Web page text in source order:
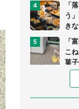
「
う
き
（
「
こ
菓
ド
あ
る
ン